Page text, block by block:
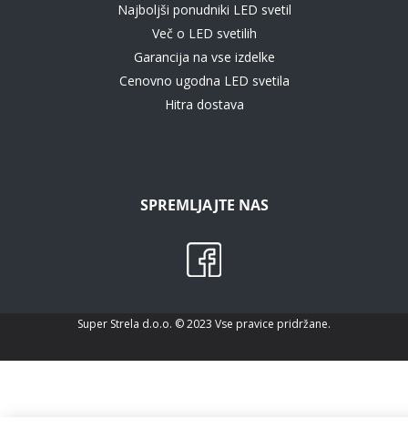
Najboljši ponudniki LED svetil
Več o LED svetilih
Garancija na vse izdelke
Cenovno ugodna LED svetila
Hitra dostava
SPREMLJAJTE NAS
Super Strela d.o.o. © 2023 Vse pravice pridržane.